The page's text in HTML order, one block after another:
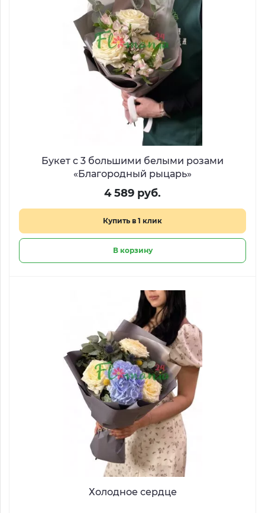
Букет с 3 большими белыми розами
«Благородный рыцарь»
4 589 руб.
Купить в 1 клик
В корзину
Холодное сердце